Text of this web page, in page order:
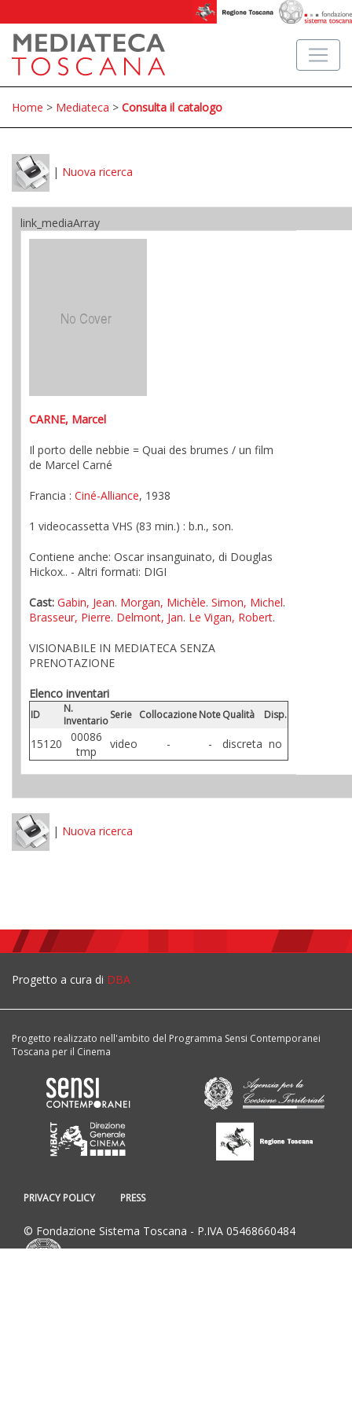
Home > Mediateca > Consulta il catalogo
| Nuova ricerca
link_mediaArray
CARNE, Marcel
Il porto delle nebbie = Quai des brumes / un film
de Marcel Carné
Francia : Ciné-Alliance, 1938
1 videocassetta VHS (83 min.) : b.n., son.
Contiene anche: Oscar insanguinato, di Douglas
Hickox.. - Altri formati: DIGI
Cast: Gabin, Jean. Morgan, Michèle. Simon, Michel.
Brasseur, Pierre. Delmont, Jan. Le Vigan, Robert.
VISIONABILE IN MEDIATECA SENZA
PRENOTAZIONE
Elenco inventari
ID
N.
InventarioSerie CollocazioneNoteQualità Disp.
15120
00086
tmp
video - - discreta no
| Nuova ricerca
Progetto a cura di DBA
Progetto realizzato nell'ambito del Programma Sensi Contemporanei
Toscana per il Cinema
PRIVACY POLICY PRESS
© Fondazione Sistema Toscana - P.IVA 05468660484